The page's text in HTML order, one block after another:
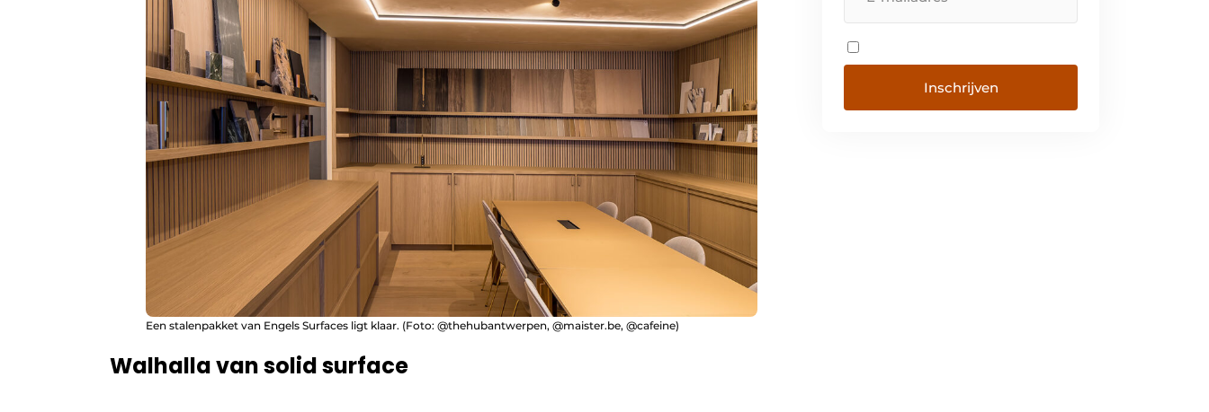
Een stalenpakket van Engels Surfaces ligt klaar. (Foto: @thehubantwerpen, @maister.be, @cafeine)
Walhalla van solid surface